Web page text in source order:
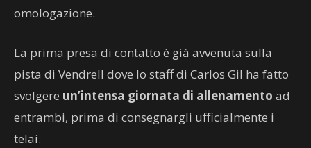
omologazione.
La prima presa di contatto è già avvenuta sulla
pista di Vendrell dove lo staff di Carlos Gil ha fatto
svolgere un’intensa giornata di allenamento ad
entrambi, prima di consegnargli ufficialmente i
telai.